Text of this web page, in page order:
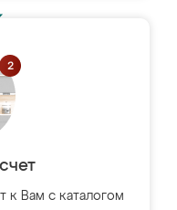
к Вам с каталогом